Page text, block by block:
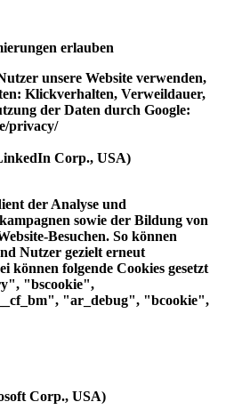
erlauben
unsere Website verwenden,
Klickverhalten, Verweildauer,
der Daten durch Google:
privacy/
Corp., USA)
der Analyse und
sowie der Bildung von
Besuchen. So können
Nutzer gezielt erneut
können folgende Cookies gesetzt
"bscookie",
"ar_debug", "bcookie",
Corp., USA)